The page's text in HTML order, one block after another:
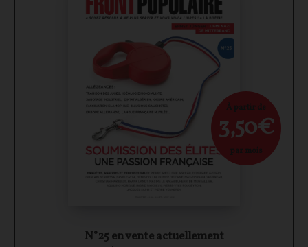
N°25 en vente actuellement
À partir de
3,50€
par mois